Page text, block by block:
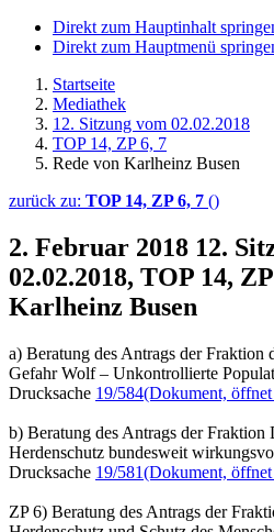
Direkt zum Hauptinhalt
Direkt zum Hauptmenü
Startseite
Mediathek
12. Sitzung vom 02.02.2018
TOP 14, ZP 6, 7
Rede von Karlheinz Busen
zurück zu: TOP 14, ZP 6, 7 ()
2. Februar 2018 12.
02.02.2018, TOP 14,
Karlheinz Busen
a) Beratung des Antrags der Fraktion
Gefahr Wolf – Unkontrollierte
Drucksache 19/584(Dokument, öffnet
b) Beratung des Antrags der
Herdenschutz bundesweit
Drucksache 19/581(Dokument, öffnet
ZP 6) Beratung des Antrags der